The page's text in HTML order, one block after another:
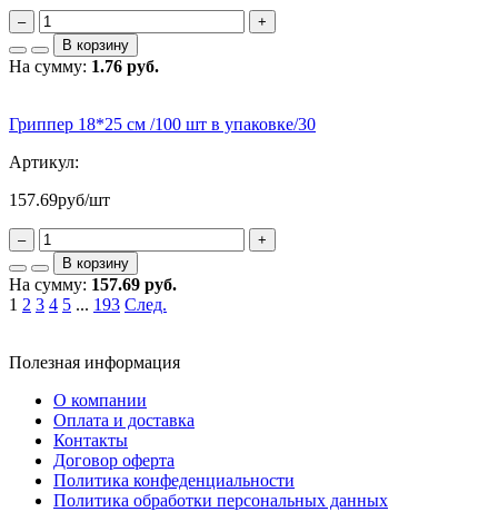
–
+
В корзину
На сумму: 1.76 руб.
Гриппер 18*25 см /100 шт в упаковке/30
Артикул:
157.69руб/шт
–
+
В корзину
На сумму: 157.69 руб.
1 2 3 4 5 ... 193 След.
Полезная информация
О компании
Оплата и доставка
Контакты
Договор оферта
Политика конфеденциальности
Политика обработки персональных данных